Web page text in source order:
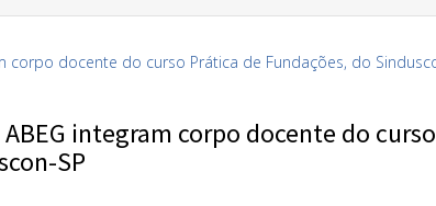
integram corpo docente do curso
SP